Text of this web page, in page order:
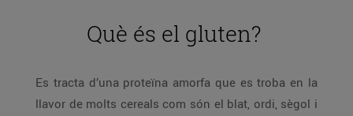
Què és el gluten?
Es tracta d’una proteïna amorfa que es troba en la
llavor de molts cereals com són el blat, ordi, sègol i